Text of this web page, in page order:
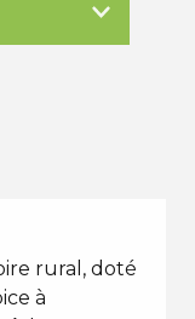
rural, doté
à